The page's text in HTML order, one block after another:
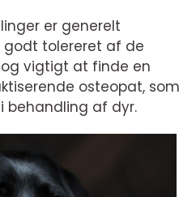
er generelt
godt tolereret af de
vigtigt at finde en
osteopat, som
behandling af dyr.